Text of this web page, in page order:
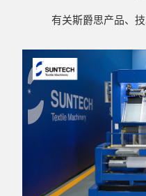
有关斯爵思产品、